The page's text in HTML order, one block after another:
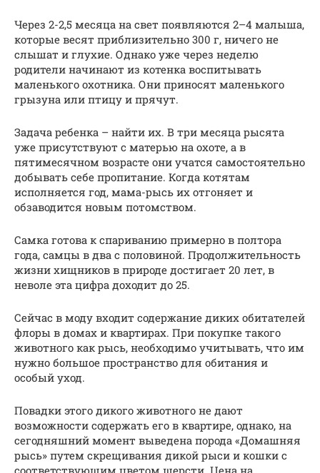
Через 2-2,5 месяца на свет появляются 2–4 малыша,
которые весят приблизительно 300 г, ничего не
слышат и глухие. Однако уже через неделю
родители начинают из котенка воспитывать
маленького охотника. Они приносят маленького
грызуна или птицу и прячут.
Задача ребенка – найти их. В три месяца рысята
уже присутствуют с матерью на охоте, а в
пятимесячном возрасте они учатся самостоятельно
добывать себе пропитание. Когда котятам
исполняется год, мама-рысь их отгоняет и
обзаводится новым потомством.
Самка готова к спариванию примерно в полтора
года, самцы в два с половиной. Продолжительность
жизни хищников в природе достигает 20 лет, в
неволе эта цифра доходит до 25.
Сейчас в моду входит содержание диких обитателей
флоры в домах и квартирах. При покупке такого
животного как рысь, необходимо учитывать, что им
нужно большое пространство для обитания и
особый уход.
Повадки этого дикого животного не дают
возможности содержать его в квартире, однако, на
сегодняшний момент выведена порода «Домашняя
рысь» путем скрещивания дикой рыси и кошки с